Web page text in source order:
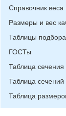
Справочник веса
Размеры и вес
Таблицы подбора
ГОСТы
Таблица
Таблица
Таблица